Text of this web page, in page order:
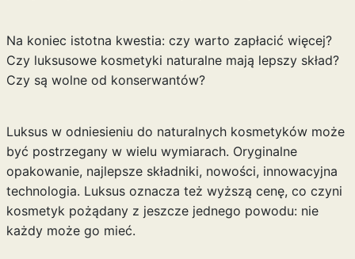
Na koniec istotna kwestia: czy warto zapłacić więcej?
Czy luksusowe kosmetyki naturalne mają lepszy skład?
Czy są wolne od konserwantów?
Luksus w odniesieniu do naturalnych kosmetyków może
być postrzegany w wielu wymiarach. Oryginalne
opakowanie, najlepsze składniki, nowości, innowacyjna
technologia. Luksus oznacza też wyższą cenę, co czyni
kosmetyk pożądany z jeszcze jednego powodu: nie
każdy może go mieć.